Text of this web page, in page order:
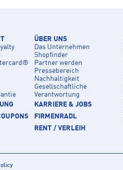
ÜBER UNS
Das Unternehmen
Shopfinder
Partner werden
Pressebereich
Nachhaltigkeit
Gesellschaftliche
Verantwortung
KARRIERE & JOBS
FIRMENRADL
RENT / VERLEIH